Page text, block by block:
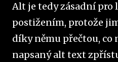
Alt je tedy zásadní pro
postižením, protože
díky němu přečtou, co
napsaný alt text